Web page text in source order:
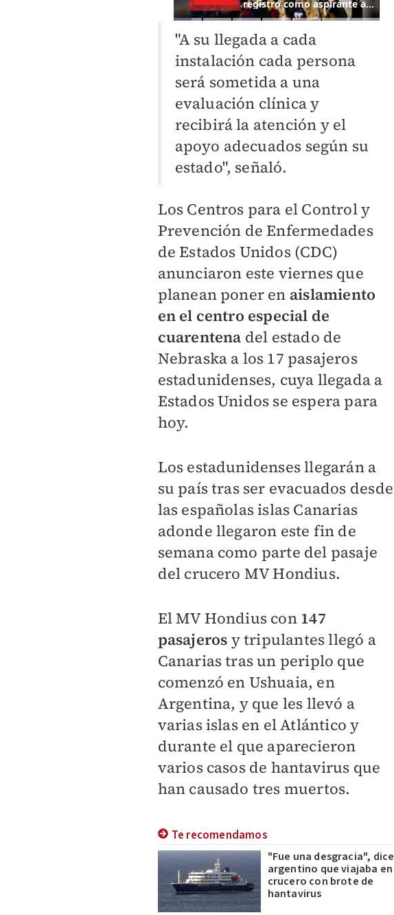
"A su llegada a cada
instalación cada persona
será sometida a una
evaluación clínica y
recibirá la atención y el
apoyo adecuados según su
estado", señaló.
Los Centros para el Control y
Prevención de Enfermedades
de Estados Unidos (CDC)
anunciaron este viernes que
planean poner en aislamiento
en el centro especial de
cuarentena del estado de
Nebraska a los 17 pasajeros
estadunidenses, cuya llegada a
Estados Unidos se espera para
hoy.
Los estadunidenses llegarán a
su país tras ser evacuados desde
las españolas islas Canarias
adonde llegaron este fin de
semana como parte del pasaje
del crucero MV Hondius.
El MV Hondius con 147
pasajeros y tripulantes llegó a
Canarias tras un periplo que
comenzó en Ushuaia, en
Argentina, y que les llevó a
varias islas en el Atlántico y
durante el que aparecieron
varios casos de hantavirus que
han causado tres muertos.
Te recomendamos
"Fue una desgracia", dice
argentino que viajaba en
crucero con brote de
hantavirus